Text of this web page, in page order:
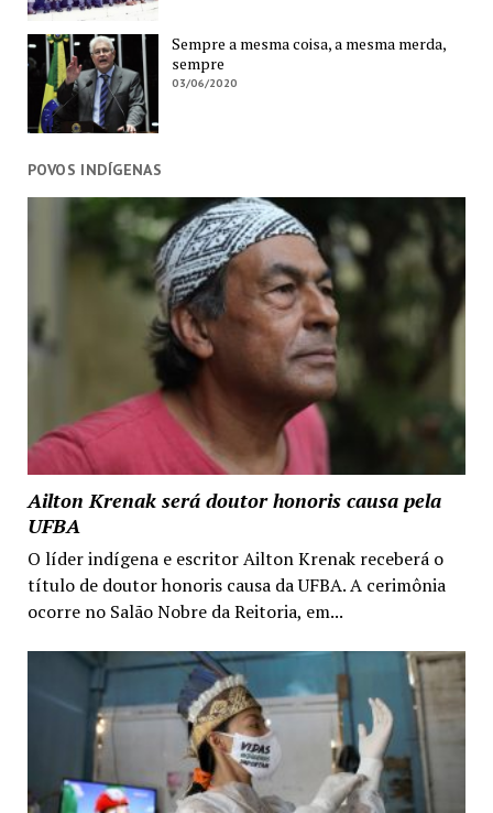
Sempre a mesma coisa, a mesma merda,
sempre
03/06/2020
POVOS INDÍGENAS
Ailton Krenak será doutor honoris causa pela
UFBA
O líder indígena e escritor Ailton Krenak receberá o
título de doutor honoris causa da UFBA. A cerimônia
ocorre no Salão Nobre da Reitoria, em...